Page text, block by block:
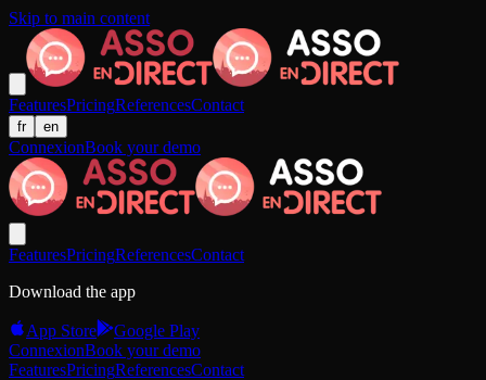
Skip to main content
FeaturesPricingReferencesContact
fr en
ConnexionBook your demo
FeaturesPricingReferencesContact
Download the app
App Store
Google Play
ConnexionBook your demo
FeaturesPricingReferencesContact